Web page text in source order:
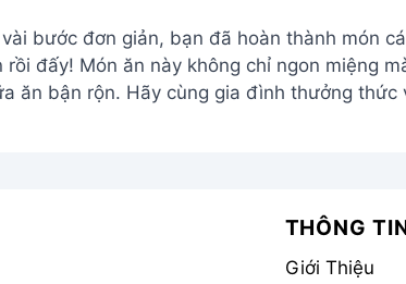
bước đơn giản, bạn đã hoàn thành món
rồi đấy! Món ăn này không chỉ ngon miệng
ăn bận rộn. Hãy cùng gia đình thưởng thức
THÔNG
Giới Thiệu